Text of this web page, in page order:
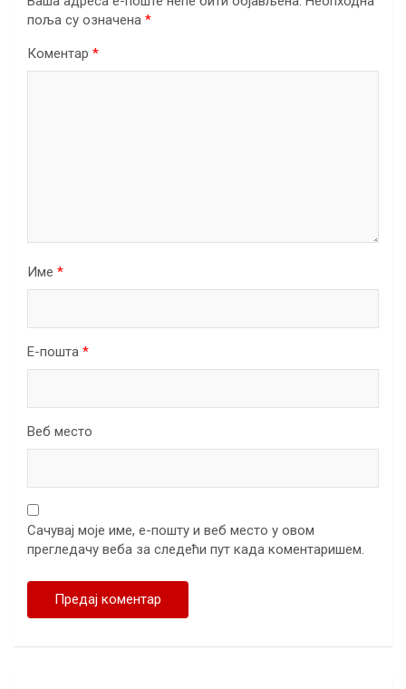
поља су означена *
Коментар *
Име *
Е-пошта *
Веб место
Сачувај моје име, е-пошту и веб место у овом
прегледачу веба за следећи пут када коментаришем.